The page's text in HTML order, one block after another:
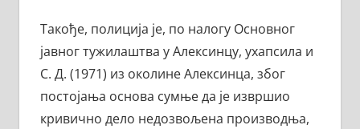
Такође, полиција је, по налогу Основног
јавног тужилаштва у Алексинцу, ухапсила и
С. Д. (1971) из околине Алексинца, због
постојања основа сумње да је извршио
кривично дело недозвољена производња,